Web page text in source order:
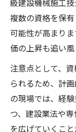
級建設機械施工
複数の資格を保
可能性が高まり
価の上昇も追い風
注意点として、
られるため、計
の現場では、経
つ、建設業法や
を広げていくこと